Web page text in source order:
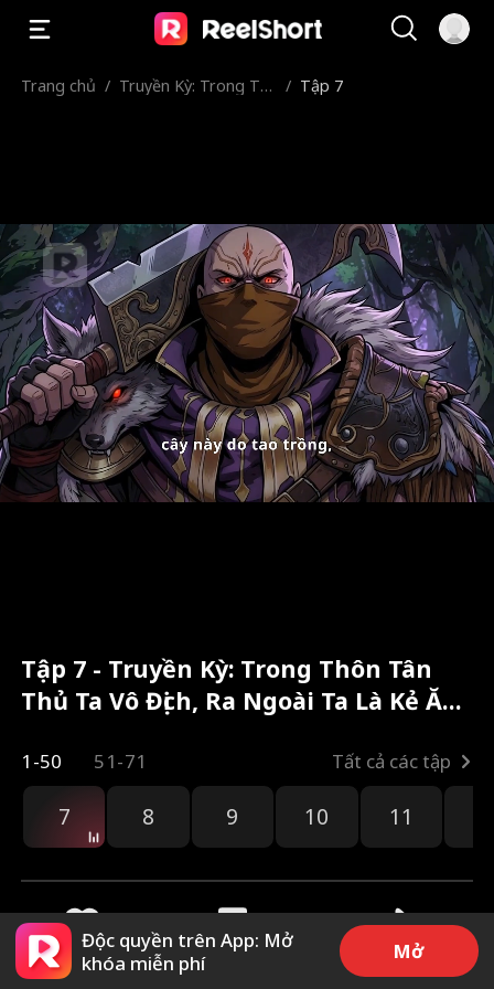
Trang chủ / Truyền Kỳ: Trong Th
/ Tập 7
Tập 7 - Truyền Kỳ: Trong Thôn Tân
Thủ Ta Vô Địch, Ra Ngoài Ta Là Kẻ Ăn
1-50 51-71 Tất cả các tập
7 8 9 10 11
71 Chia sẻ
Độc quyền trên App: Mở
khóa miễn phí
Mở